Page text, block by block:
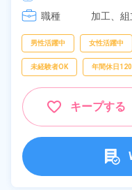
職種
加工、 組
男性活躍中 女性活躍中
未経験者OK 年間休日
キープする